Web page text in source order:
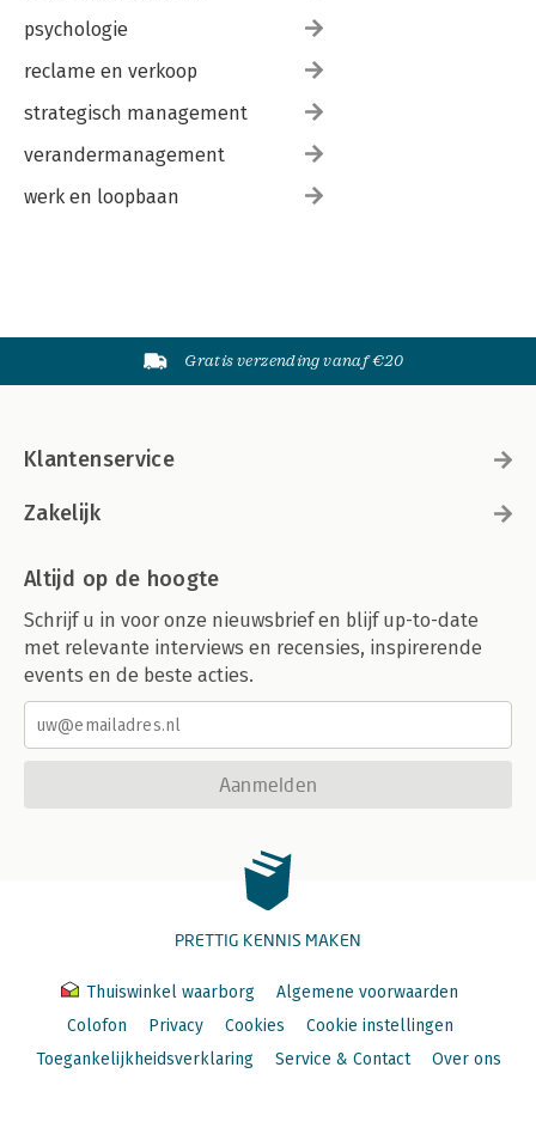
psychologie
reclame en verkoop
strategisch management
verandermanagement
werk en loopbaan
Gratis verzending vanaf €20
Klantenservice
Zakelijk
Altijd op de hoogte
Schrijf u in voor onze nieuwsbrief en blijf up-to-date
met relevante interviews en recensies, inspirerende
events en de beste acties.
Aanmelden
PRETTIG KENNIS MAKEN
Thuiswinkel waarborg
Algemene voorwaarden
Colofon
Privacy Cookies
Cookie instellingen
Toegankelijkheidsverklaring
Service & Contact Over ons